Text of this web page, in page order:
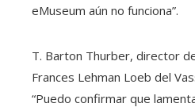
eMuseum aún no funciona”.
T. Barton Thurber, director
Frances Lehman Loeb del
“Puedo confirmar que